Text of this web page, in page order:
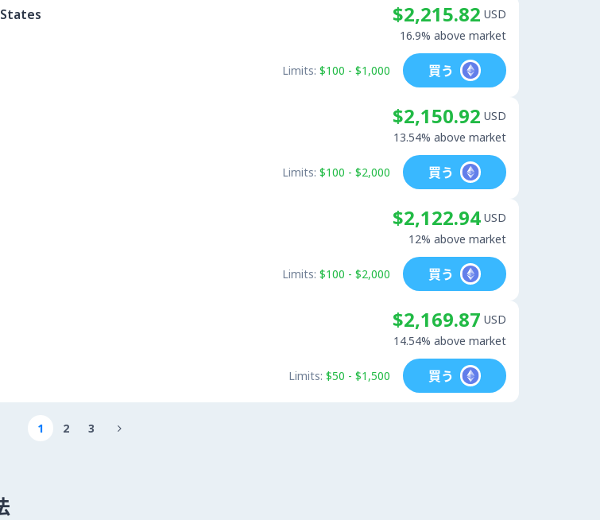
$2,215.82 USD
16.9% above market
Limits: $100 - $1,000 買う
$2,150.92 USD
13.54% above market
Limits: $100 - $2,000 買う
$2,122.94 USD
12% above market
Limits: $100 - $2,000 買う
$2,169.87 USD
14.54% above market
Limits: $50 - $1,500 買う
1 2 3 